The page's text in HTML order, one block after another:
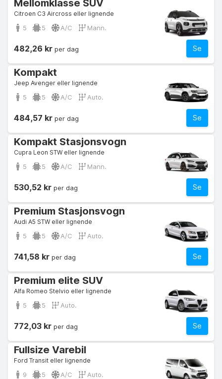
Mellomklasse SUV
Citroen C3 Aircross eller lignende
5 5 A/C Mann.
Se
482,26 kr per dag
Kompakt
Jeep Avenger eller lignende
5 5 A/C Auto.
Se
484,57 kr per dag
Kompakt Stasjonsvogn
Cupra Leon STW eller lignende
5 5 A/C Mann.
Se
530,52 kr per dag
Premium Stasjonsvogn
Audi A5 STW eller lignende
5 5 A/C Auto.
Se
741,58 kr per dag
Premium elite SUV
Alfa Romeo Stelvio eller lignende
5 5 Auto.
Se
772,03 kr per dag
Fullsize Varebil
Ford Transit eller lignende
9 5 A/C Auto.